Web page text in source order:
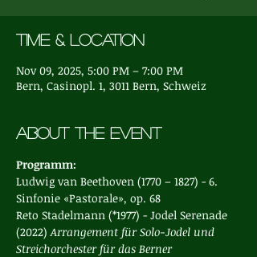
Time & Location
Nov 09, 2025, 5:00 PM – 7:00 PM
Bern, Casinopl. 1, 3011 Bern, Schweiz
About the event
Programm:
Ludwig van Beethoven (1770 – 1827) - 6.
Sinfonie «Pastorale», op. 68
Reto Stadelmann (*1977) - Jodel Serenade
(2022) Arrangement für Solo-Jodel und
Streichorchester für das Berner